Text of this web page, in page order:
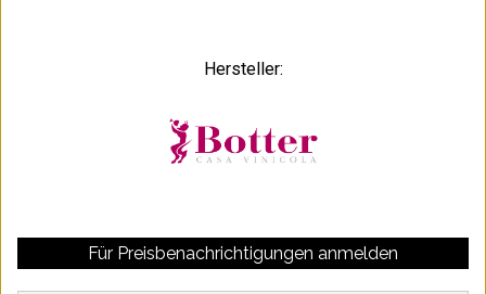
Hersteller:
Für Preisbenachrichtigungen anmelden